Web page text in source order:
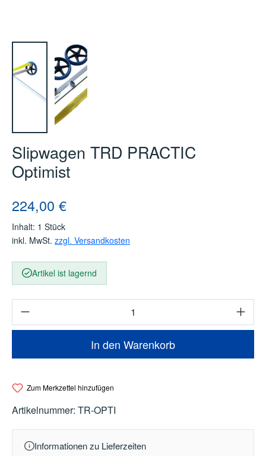
Slipwagen TRD PRACTIC
Optimist
Regulärer Preis:
224,00 €
Inhalt: 1 Stück
inkl. MwSt. zzgl. Versandkosten
Artikel ist lagernd
Produkt Anzahl: Gib den gewünschten
In den Warenkorb
Zum Merkzettel hinzufügen
Artikelnummer: TR-OPTI
Informationen zu Lieferzeiten